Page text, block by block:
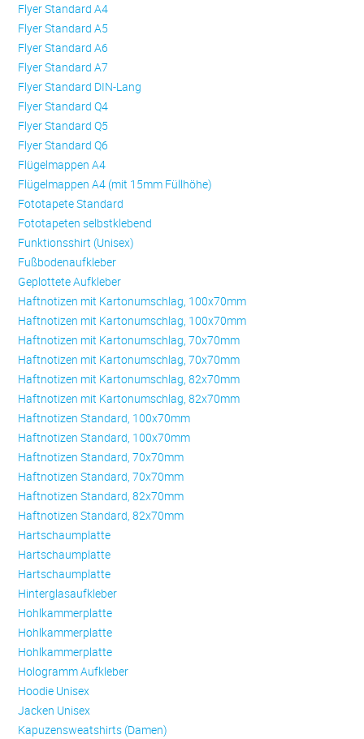
Flyer Standard A4
Flyer Standard A5
Flyer Standard A6
Flyer Standard A7
Flyer Standard DIN-Lang
Flyer Standard Q4
Flyer Standard Q5
Flyer Standard Q6
Flügelmappen A4
Flügelmappen A4 (mit 15mm Füllhöhe)
Fototapete Standard
Fototapeten selbstklebend
Funktionsshirt (Unisex)
Fußbodenaufkleber
Geplottete Aufkleber
Haftnotizen mit Kartonumschlag, 100x70mm
Haftnotizen mit Kartonumschlag, 100x70mm
Haftnotizen mit Kartonumschlag, 70x70mm
Haftnotizen mit Kartonumschlag, 70x70mm
Haftnotizen mit Kartonumschlag, 82x70mm
Haftnotizen mit Kartonumschlag, 82x70mm
Haftnotizen Standard, 100x70mm
Haftnotizen Standard, 100x70mm
Haftnotizen Standard, 70x70mm
Haftnotizen Standard, 70x70mm
Haftnotizen Standard, 82x70mm
Haftnotizen Standard, 82x70mm
Hartschaumplatte
Hartschaumplatte
Hartschaumplatte
Hinterglasaufkleber
Hohlkammerplatte
Hohlkammerplatte
Hohlkammerplatte
Hologramm Aufkleber
Hoodie Unisex
Jacken Unisex
Kapuzensweatshirts (Damen)